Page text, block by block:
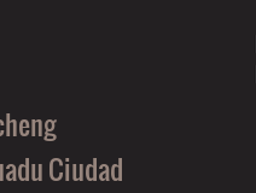
Ciudad